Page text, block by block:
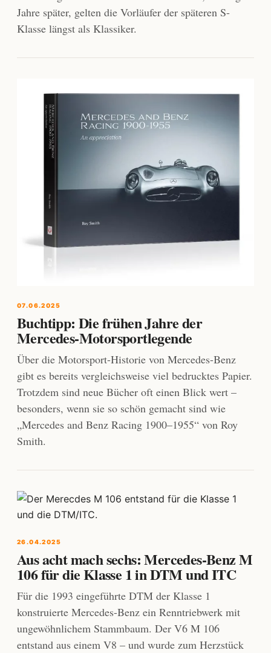
Jahre später, gelten die Vorläufer der späteren S-
Klasse längst als Klassiker.
07.06.2025
Buchtipp: Die frühen Jahre der
Mercedes-Motorsportlegende
Über die Motorsport-Historie von Mercedes-Benz
gibt es bereits vergleichsweise viel bedrucktes Papier.
Trotzdem sind neue Bücher oft einen Blick wert –
besonders, wenn sie so schön gemacht sind wie
„Mercedes and Benz Racing 1900–1955“ von Roy
Smith.
26.04.2025
Aus acht mach sechs: Mercedes-Benz M
106 für die Klasse 1 in DTM und ITC
Für die 1993 eingeführte DTM der Klasse 1
konstruierte Mercedes-Benz ein Renntriebwerk mit
ungewöhnlichem Stammbaum. Der V6 M 106
entstand aus einem V8 – und wurde zum Herzstück